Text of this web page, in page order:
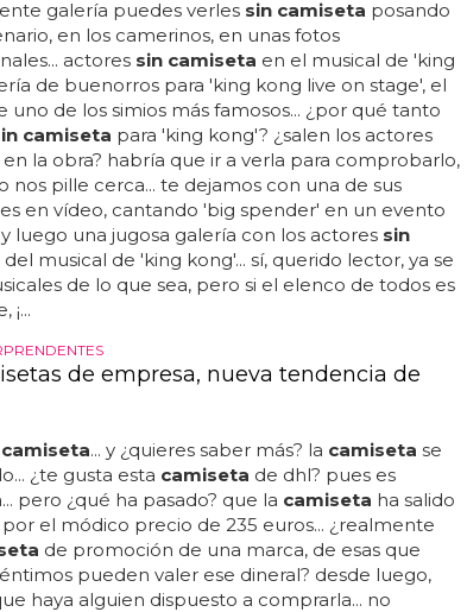
galería puedes verles sin camiseta posando
en los camerinos, en unas fotos
actores sin camiseta en el musical de 'king
de buenorros para 'king kong live on stage', el
uno de los simios más famosos... ¿por qué tanto
camiseta para 'king kong'? ¿salen los actores
la obra? habría que ir a verla para comprobarlo,
nos pille cerca... te dejamos con una de sus
en vídeo, cantando 'big spender' en un evento
luego una jugosa galería con los actores sin
del musical de 'king kong'... sí, querido lector, ya se
de lo que sea, pero si el elenco de todos es
¡...
de empresa, nueva tendencia de
camiseta... y ¿quieres saber más? la camiseta se
¿te gusta esta camiseta de dhl? pues es
pero ¿qué ha pasado? que la camiseta ha salido
el módico precio de 235 euros... ¿realmente
de promoción de una marca, de esas que
pueden valer ese dineral? desde luego,
haya alguien dispuesto a comprarla... no